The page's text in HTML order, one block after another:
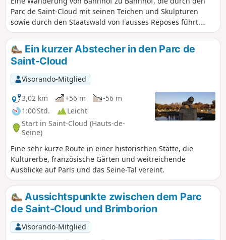
Parc de Saint-Cloud mit seinen Teichen und Skulpturen
sowie durch den Staatswald von Fausses Reposes führt.
Dazwischen verleiht das dörflich anmutende Marnes-la-
Coquette der Strecke einen schönen historischen Touch,
und das Gestüt von Jardy bietet die Gelegenheit, zwischen
weitläufigen Wiesen und den Anlagen eines bedeutenden
Reitzentrums zu schlendern.
Ein kurzer Abstecher in den Parc de
Saint-Cloud
Visorando-Mitglied
3,02 km
+56 m
-56 m
1:00 Std.
Leicht
Start in Saint-Cloud (Hauts-de-
Seine)
Eine sehr kurze Route in einer historischen Stätte, die
Kulturerbe, französische Gärten und weitreichende
Ausblicke auf Paris und das Seine-Tal vereint.
Aussichtspunkte zwischen dem Parc
de Saint-Cloud und Brimborion
Visorando-Mitglied